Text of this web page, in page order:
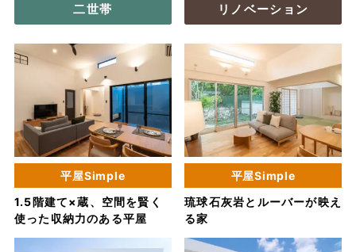
二世帯 リノベーション
平屋Simple
1.5階建て×蔵、空間を賢く
使った収納力のある平屋
平屋Simple
琉球石灰岩とルーバーが映え
る家